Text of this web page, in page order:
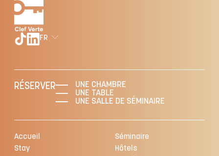
FR
RÉSERVER
UNE CHAMBRE
UNE TABLE
UNE SALLE DE SÉMINAIRE
Accueil
Séminaire
Stay
Hôtels